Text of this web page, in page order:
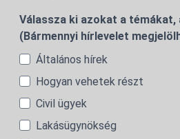
Válassza ki azokat a témákat,
(Bármennyi hírlevelet
Általános hírek
Hogyan vehetek részt
Civil ügyek
Lakásügynökség